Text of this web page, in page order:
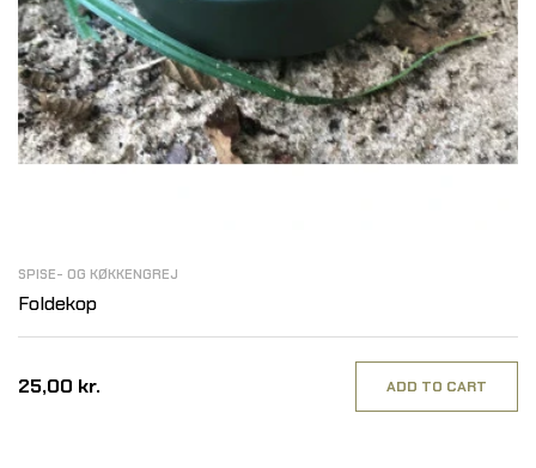
SPISE- OG KØKKENGREJ
Foldekop
25,00 kr. ADD TO CART